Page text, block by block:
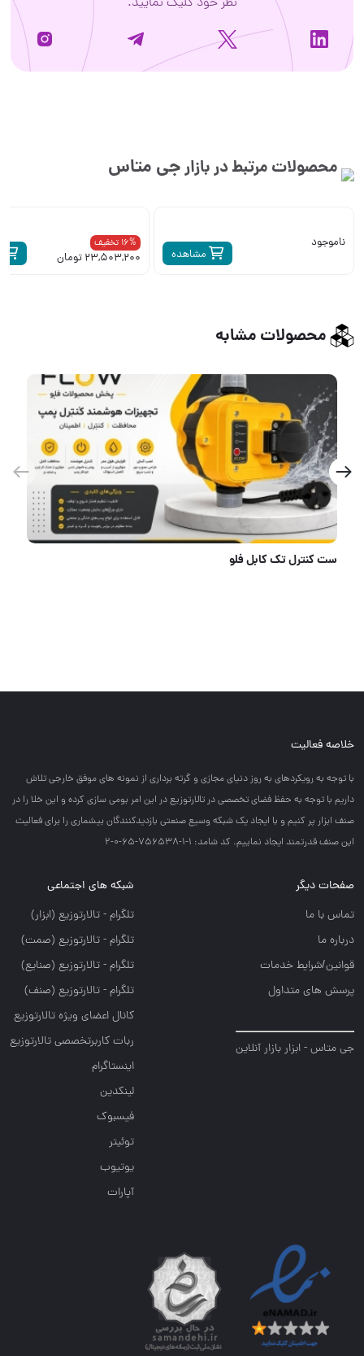
محصولات مرتبط در بازارجی متاس
مشاهده
ناموجود 16% تخفیف
23,503,200 تومان
محصولات مشابه
ست کنترل تک کابل فلو
خلاصه فعالیت
با توجه به رويكردهاي به روز دنياي مجازي و گرته برداري از نمونه هاي موفق خارجي تلاش
داريم با توجه به حفظ فضاي تخصصي در تالارتوزيع در اين امر بومي سازي كرده و اين خلا را در
صنف ابزار پر كنيم و با ايجاد يك شبكه وسيع صنعتي بازديدكنندگان بيشماري را براي فعاليت
اين صنف قدرتمند ايجاد نماييم. کد شامد: 1-1-756538-65-0-2
صفحات دیگر
تماس با ما
درباره ما
قوانین/شرایط خدمات
پرسش های متداول
جی متاس - ابزار بازار آنلاین
شبکه های اجتماعی
تلگرام - تالارتوزيع (ابزار)
تلگرام - تالارتوزيع (صمت)
تلگرام - تالارتوزيع (صنايع)
تلگرام - تالارتوزیع (صنف)
کانال اعضای ویژه تالارتوزیع
ربات کاربرتخصصی تالارتوزیع
اینستاگرام
لینکدین
فیسبوک
توئیتر
یوتیوب
آپارات